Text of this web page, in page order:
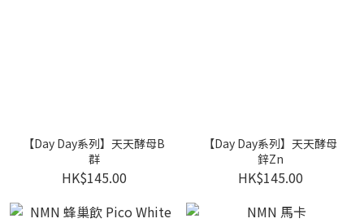
【Day Day系列】天天酵母B
群
HK$145.00
【Day Day系列】天天酵母
鋅Zn
HK$145.00